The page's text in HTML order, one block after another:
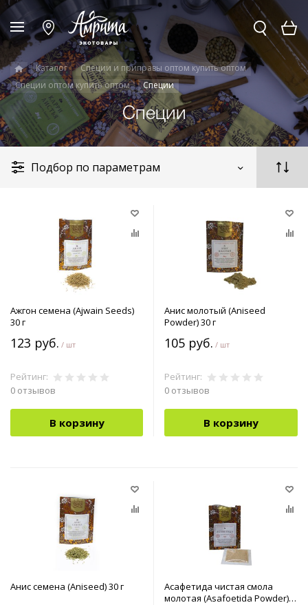
Каталог
Специи и приправы оптом купить оптом
Специи оптом купить оптом
Специи
Специи
Подбор по параметрам
Ажгон семена (Ajwain Seeds)
30 г
123 руб. / шт
Рейтинг:
0 отзывов
В корзину
Анис молотый (Aniseed
Powder) 30 г
105 руб. / шт
Рейтинг:
0 отзывов
В корзину
Анис семена (Aniseed) 30 г
Асафетида чистая смола
молотая (Asafoetida Powder)